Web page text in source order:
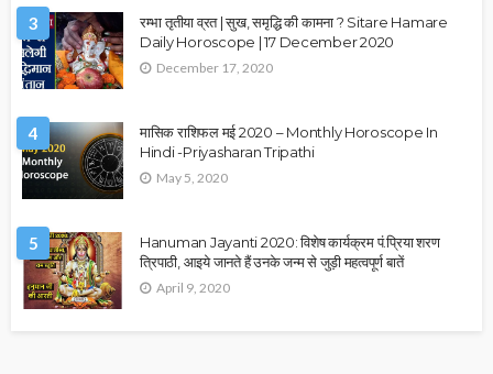
3
रम्भा तृतीया व्रत | सुख, समृद्धि की कामना ? Sitare Hamare
Daily Horoscope | 17 December 2020
December 17, 2020
4
मासिक राशिफल मई 2020 – Monthly Horoscope In
Hindi -Priyasharan Tripathi
May 5, 2020
5
Hanuman Jayanti 2020: विशेष कार्यक्रम पं.प्रिया शरण
त्रिपाठी, आइये जानते हैं उनके जन्म से जुड़ी महत्वपूर्ण बातें
April 9, 2020